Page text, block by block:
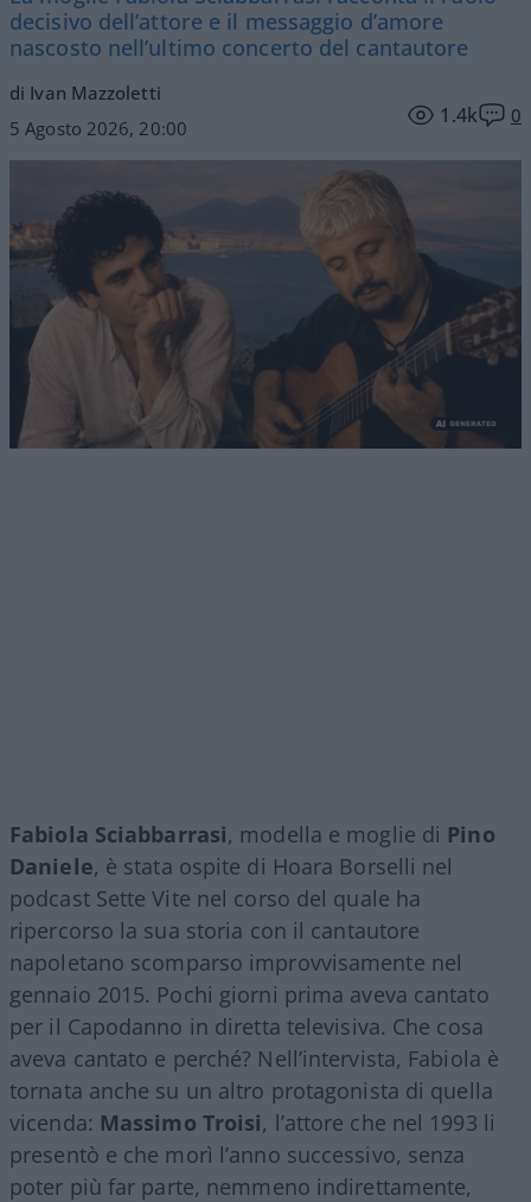
decisivo dell’attore e il messaggio d’amore
nascosto nell’ultimo concerto del cantautore
di Ivan Mazzoletti
5 Agosto 2026, 20:00
1.4k 0
Fabiola Sciabbarrasi, modella e moglie di Pino
Daniele, è stata ospite di Hoara Borselli nel
podcast Sette Vite nel corso del quale ha
ripercorso la sua storia con il cantautore
napoletano scomparso improvvisamente nel
gennaio 2015. Pochi giorni prima aveva cantato
per il Capodanno in diretta televisiva. Che cosa
aveva cantato e perché? Nell’intervista, Fabiola è
tornata anche su un altro protagonista di quella
vicenda: Massimo Troisi, l’attore che nel 1993 li
presentò e che morì l’anno successivo, senza
poter più far parte, nemmeno indirettamente,